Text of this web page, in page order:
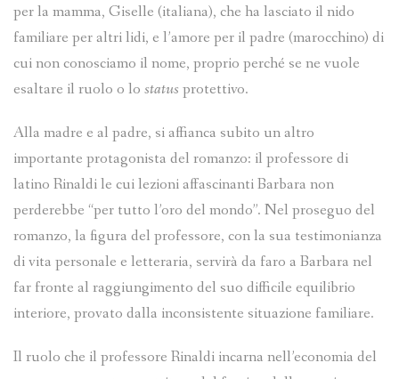
per la mamma, Giselle (italiana), che ha lasciato il nido
familiare per altri lidi, e l’amore per il padre (marocchino) di
cui non conosciamo il nome, proprio perché se ne vuole
esaltare il ruolo o lo status protettivo.
Alla madre e al padre, si affianca subito un altro
importante protagonista del romanzo: il professore di
latino Rinaldi le cui lezioni affascinanti Barbara non
perderebbe “per tutto l’oro del mondo”. Nel proseguo del
romanzo, la figura del professore, con la sua testimonianza
di vita personale e letteraria, servirà da faro a Barbara nel
far fronte al raggiungimento del suo difficile equilibrio
interiore, provato dalla inconsistente situazione familiare.
Il ruolo che il professore Rinaldi incarna nell’economia del